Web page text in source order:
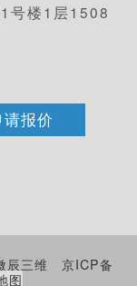
号楼1层1508
请报价
辰三维
京ICP备
图